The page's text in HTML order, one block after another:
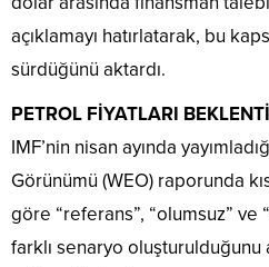
açıklamayı hatırlatarak, bu
sürdüğünü aktardı.
PETROL FİYATLARI
IMF’nin nisan ayında
Görünümü (WEO) raporunda
göre “referans”, “olumsuz” ve
farklı senaryo oluşturulduğunu